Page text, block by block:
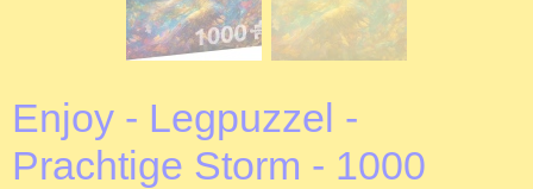
Enjoy - Legpuzzel -
Prachtige Storm - 1000